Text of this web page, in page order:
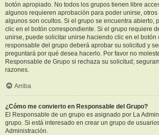
botón apropiado. No todos los grupos tienen libre
algunos requieren aprobación para poder unirse, otros
algunos son ocultos. Si el grupo se encuentra abierto,
clic en el botón correspondiente. Si el grupo requiere
unirse, puede solicitar unirse haciendo clic en el botón
responsable del grupo deberá aprobar su solicitud y
preguntará por qué desea hacerlo. Por favor no
Responsable de Grupo si rechaza su solicitud;
razones.
Arriba
¿Cómo me convierto en Responsable del Grupo?
El Responsable de un grupo es asignado por La
grupo. Si está interesado en crear un grupo de
Administración.